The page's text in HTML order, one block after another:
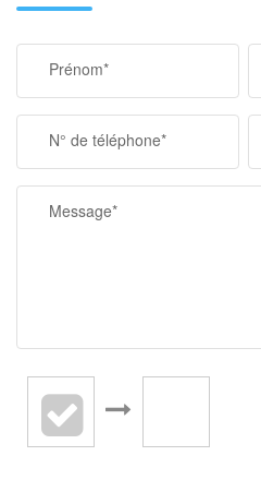
Prénom*
N° de téléphone*
Message*